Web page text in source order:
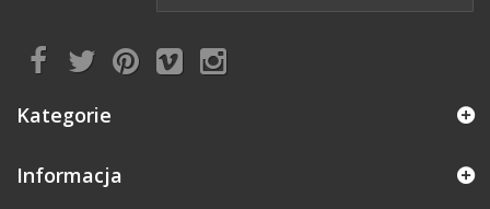
Kategorie
Informacja